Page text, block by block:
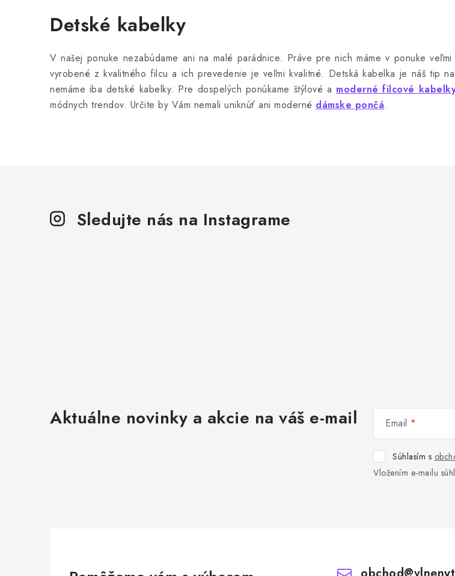
v
l
á
d
a
c
v
k
Detské kabelky
V našej ponuke nezabúdame ani na malé parádnice. Práve pre nich máme v ponuke
vyrobené z kvalitného filcu a ich prevedenie je veľmi kvalitné. Detská kabelka je náš tip
nemáme iba detské kabelky. Pre dospelých ponúkame štýlové a moderné filcové
módnych trendov. Určite by Vám nemali uniknúť ani moderné dámske pončá.
Sledujte nás na Instagrame
Aktuálne novinky a akcie na váš e-mail Email
Súhlasím s
Vložením e-mailu